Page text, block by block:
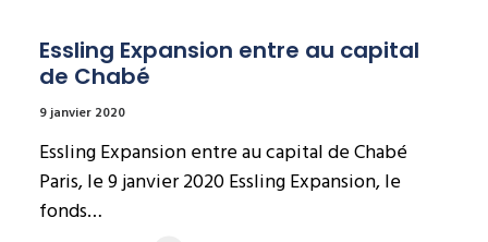
Essling Expansion entre au capital
de Chabé
9 janvier 2020
Essling Expansion entre au capital de Chabé
Paris, le 9 janvier 2020 Essling Expansion, le
fonds…